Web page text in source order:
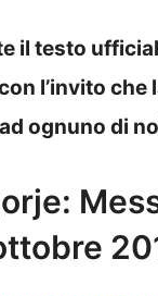
il testo
l’invito che
ognuno di